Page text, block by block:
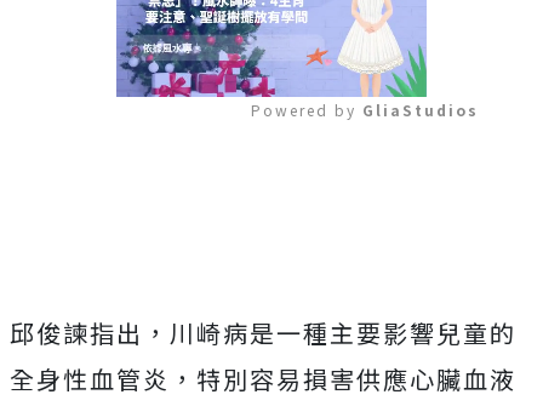
Powered by GliaStudios
邱俊諫指出，川崎病是一種主要影響兒童的
全身性血管炎，特別容易損害供應心臟血液